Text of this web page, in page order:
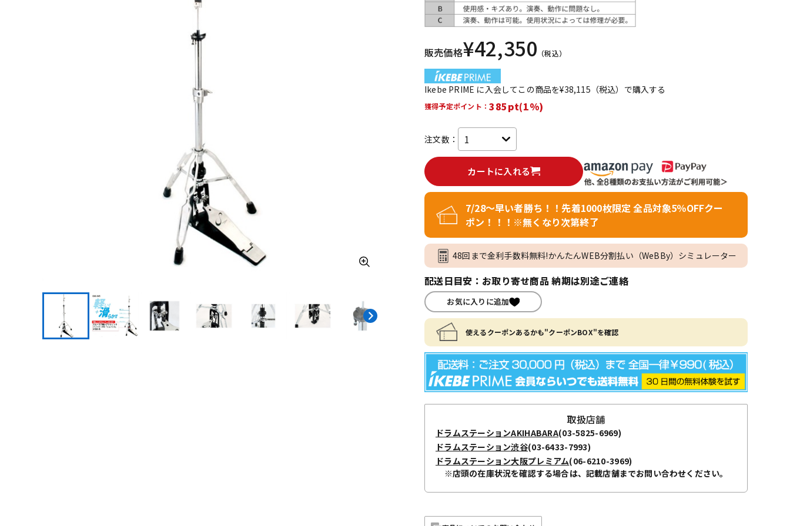
DTM レコーディン
グ機器
配信/ライブ
機器
販売価格¥42,350 （税込）
Ikebe PRIME に入会してこの商品を¥38,115（税込）で購入する
獲得予定ポイント：385pt(1%)
注文数：
カートに入れる
7/28～早い者勝ち！！先着1000枚限定 全品対象5％OFFクー
ポン！！！※無くなり次第終了
48回まで金利手数料無料!かんたんWEB分割払い（WeBBy）シミュレーター
配送日目安：お取り寄せ商品 納期は別途ご連絡
お気に入りに追加
使えるクーポンあるかも"クーポンBOX"を確認
取扱店舗
ドラムステーションAKIHABARA(03-5825-6969)
ドラムステーション渋谷(03-6433-7993)
ドラムステーション大阪プレミアム(06-6210-3969)
※店頭の在庫状況を確認する場合は、記載店舗までお問い合わせください。